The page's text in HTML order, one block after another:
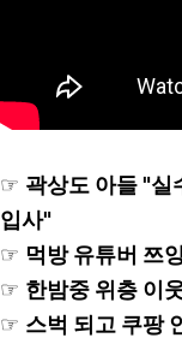
☞ 곽상도 아들 "
입사"
☞ 먹방 유튜버 쯔
☞ 한밤중 위층 이
☞ 스벅 되고 쿠팡